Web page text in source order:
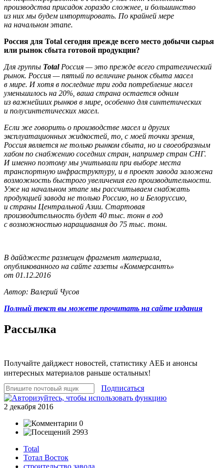
производства присадок гораздо сложнее, и большинство
из них мы будем импортировать. По крайней мере
на начальном этапе.
Россия для Total сегодня прежде всего место добычи сырья
или рынок сбыта готовой продукции?
Для группы Total Россия — это прежде всего стратегический
рынок. Россия — пятый по величине рынок сбыта масел
в мире. И хотя в последние три года потребление масел
уменьшилось на 20%, ваша страна остается одним
из важнейших рынков в мире, особенно для синтетических
и полусинтетических масел.
Если же говорить о производстве масел и других
эксплуатационных жидкостей, то, с моей точки зрения,
Россия является не только рынком сбыта, но и своеобразным
хабом по снабжению соседних стран, например стран СНГ.
И именно поэтому мы учитывали при выборе места
транспортную инфраструктуру, и в проект завода заложена
возможность быстрого увеличения его производительности.
Уже на начальном этапе мы рассчитываем снабжать
продукцией завода не только Россию, но и Белоруссию,
и страны Центральной Азии. Стартовая
производительность будет 40 тыс. тонн в год
с возможностью наращивания до 75 тыс. тонн.
В дайджесте размещен фрагмент материала,
опубликованного на сайте газеты «Коммерсантъ»
от 01.12.2016
Автор: Валерий Чусов
Полный текст вы можете прочитать на сайте издания
Рассылка
Получайте дайджест новостей, статистику АЕБ и анонсы
интересных материалов раньше остальных!
Подписаться
2 декабря 2016
0
2993
Total
Тотал Восток
строительство завода